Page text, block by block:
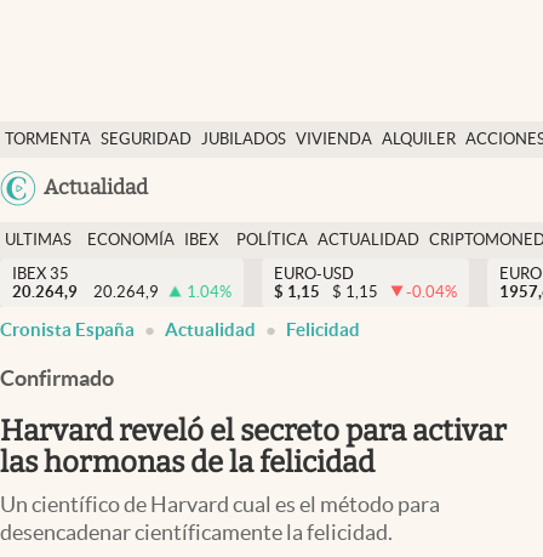
TORMENTA SEGURIDAD JUBILADOS VIVIENDA ALQUILER
Actualidad
Economía y finanzas
Política
Actualidad
Criptomonedas
España
ULTIMAS
NOTICIAS
ECONOMÍA
FINANZAS
IBEX
EURO
POLÍTICA ACTUALIDAD
IBEX 35
20.264,9
20.264,9 1.04%
EURO-USD
$ 1,15 $ 1,15 -0.04%
Cronista España Actualidad Felicidad
Confirmado
Harvard reveló el secreto para activar
las hormonas de la felicidad
Un científico de Harvard cual es el método para
desencadenar científicamente la felicidad.